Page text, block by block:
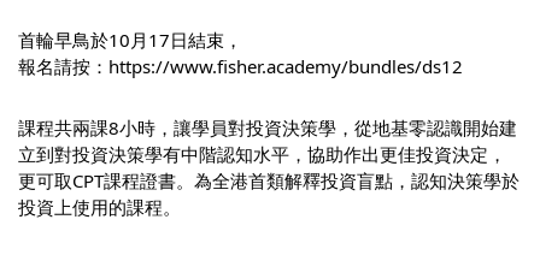
首輪早鳥於10月17日結束，
報名請按： https://www.fisher.academy/bundles/ds12
課程共兩課8小時，讓學員對投資決策學，從地基零認識開始建
立到對投資決策學有中階認知水平，協助作出更佳投資決定，
更可取CPT課程證書。為全港首類解釋投資盲點，認知決策學於
投資上使用的課程。